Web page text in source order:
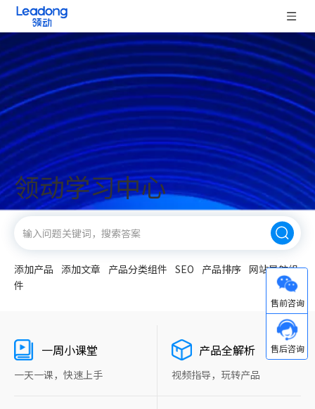
领动学习中心
添加产品 添加文章 产品分类组件 SEO 产品排序 网站导航组
件
一周小课堂
一天一课，快速上手
产品全解析
视频指导，玩转产品
微信